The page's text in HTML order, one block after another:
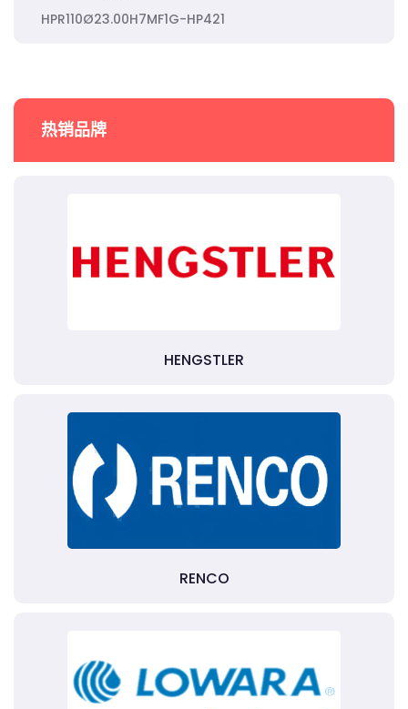
HPR110Ø23.00H7MF1G-HP421
热销品牌
HENGSTLER
RENCO